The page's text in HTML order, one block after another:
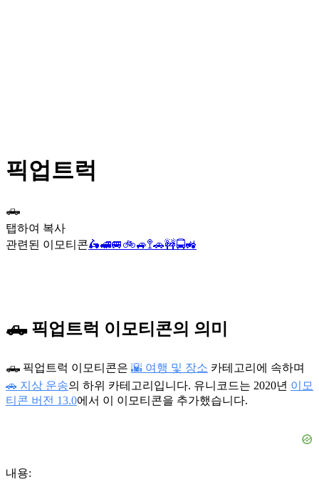
픽업트럭
🛻
탭하여 복사
관련된 이모티콘🛵🚅🚐🚲🚙🚏🚗🚧🚍🚜
🛻 픽업트럭 이모티콘의 의미
🛻 픽업트럭 이모티콘은 🌇 여행 및 장소 카테고리에 속하며
🚗 지상 운송의 하위 카테고리입니다. 유니코드는 2020년 이모
티콘 버전 13.0에서 이 이모티콘을 추가했습니다.
내용: